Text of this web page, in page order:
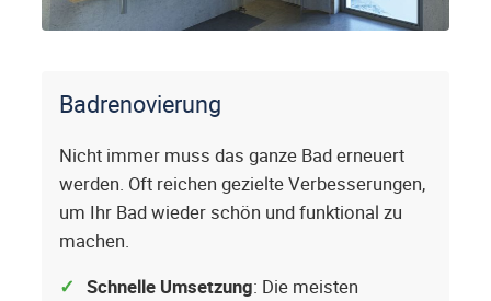
Badrenovierung
Nicht immer muss das ganze Bad erneuert
werden. Oft reichen gezielte Verbesserungen,
um Ihr Bad wieder schön und funktional zu
machen.
Schnelle Umsetzung: Die meisten